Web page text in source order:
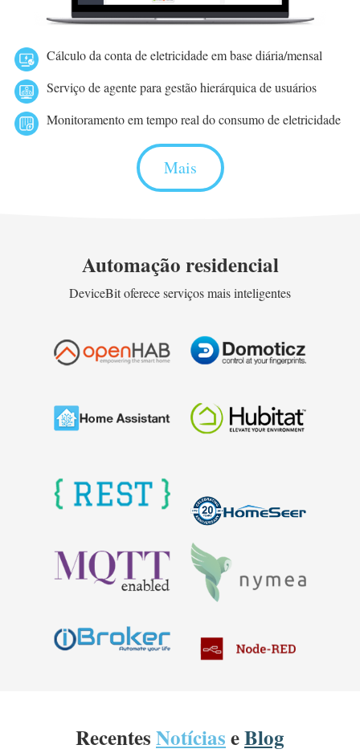
Cálculo da conta de eletricidade em base diária/mensal
Serviço de agente para gestão hierárquica de usuários
Monitoramento em tempo real do consumo de eletricidade
Mais
Automação residencial
DeviceBit oferece serviços mais inteligentes
RecentesNotíciaseBlog